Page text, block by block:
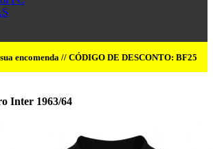
encomenda // CÓDIGO DE DESCONTO: BF25
Inter 1963/64